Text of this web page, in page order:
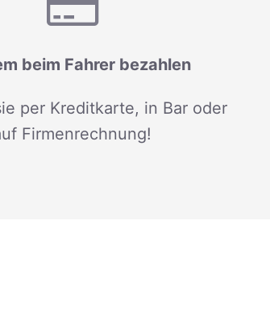
beim Fahrer bezahlen
per Kreditkarte, in Bar oder
Firmenrechnung!